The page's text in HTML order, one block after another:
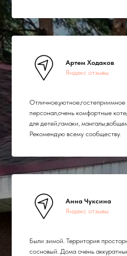
Артем Ходаков
Яндекс отзывы
персонал,очень комфортные
для детей,гамаки,
Рекомендую всему сообществу.
Анна Чуксина
Яндекс отзывы
Были зимой. Территория
сосновый. Дома очень